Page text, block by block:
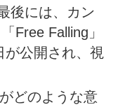
後には、カン
Free Falling」
が公開され、視
どのような意